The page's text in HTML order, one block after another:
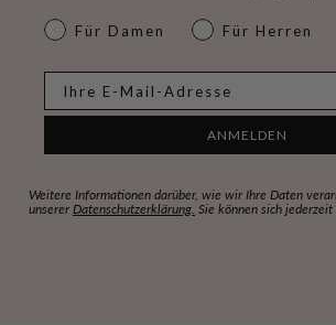
dames & heren
Für Damen Für Herren
ANMELDEN
Weitere Informationen darüber, wie wir Ihre Daten
unserer Datenschutzerklärung. Sie können sich